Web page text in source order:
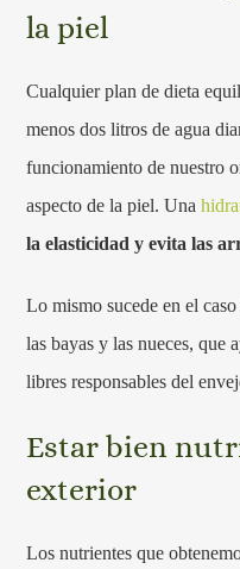
la piel
Cualquier plan de dieta
menos dos litros de agua
funcionamiento de nuestro
aspecto de la piel. Una
la elasticidad y evita las
Lo mismo sucede en el
las bayas y las nueces, que
libres responsables del
Estar bien
exterior
Los nutrientes que